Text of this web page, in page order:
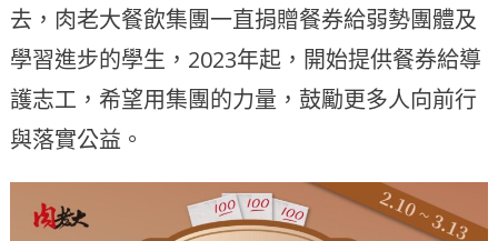
去，肉老大餐飲集團一直捐贈餐券給弱勢團體及
學習進步的學生，2023年起，開始提供餐券給導
護志工，希望用集團的力量，鼓勵更多人向前行
與落實公益。